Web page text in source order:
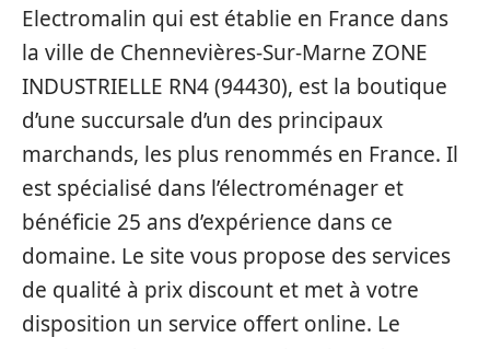
Electromalin qui est établie en France dans
la ville de Chennevières-Sur-Marne ZONE
INDUSTRIELLE RN4 (94430), est la boutique
d’une succursale d’un des principaux
marchands, les plus renommés en France. Il
est spécialisé dans l’électroménager et
bénéficie 25 ans d’expérience dans ce
domaine. Le site vous propose des services
de qualité à prix discount et met à votre
disposition un service offert online. Le